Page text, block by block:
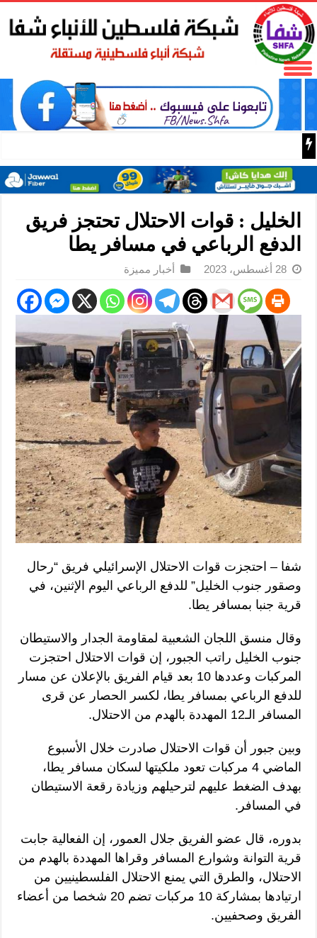
73,386 شهيدا و174,250 مصابا منذ بدء حرب الإبادة على قطاع غزة
الخليل : قوات الاحتلال تحتجز فريق
الدفع الرباعي في مسافر يطا
28 أغسطس، 2023 أخبار مميزة
شفا – احتجزت قوات الاحتلال الإسرائيلي فريق “رحال
وصقور جنوب الخليل” للدفع الرباعي اليوم الإثنين، في
قرية جنبا بمسافر يطا.
وقال منسق اللجان الشعبية لمقاومة الجدار والاستيطان
جنوب الخليل راتب الجبور، إن قوات الاحتلال احتجزت
المركبات وعددها 10 بعد قيام الفريق بالإعلان عن مسار
للدفع الرباعي بمسافر يطا، لكسر الحصار عن قرى
المسافر الـ12 المهددة بالهدم من الاحتلال.
وبين جبور أن قوات الاحتلال صادرت خلال الأسبوع
الماضي 4 مركبات تعود ملكيتها لسكان مسافر يطا،
بهدف الضغط عليهم لترحيلهم وزيادة رقعة الاستيطان
في المسافر.
بدوره، قال عضو الفريق جلال العمور، إن الفعالية جابت
قرية التوانة وشوارع المسافر وقراها المهددة بالهدم من
الاحتلال، والطرق التي يمنع الاحتلال الفلسطينيين من
ارتيادها بمشاركة 10 مركبات تضم 20 شخصا من أعضاء
الفريق وصحفيين.